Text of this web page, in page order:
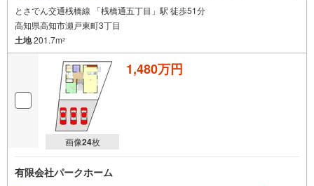
とさでん交通桟橋線 「桟橋通五丁目」駅 徒歩51分
高知県高知市瀬戸東町3丁目
土地201.7m2
画像24枚
1,480万円
有限会社パークホーム